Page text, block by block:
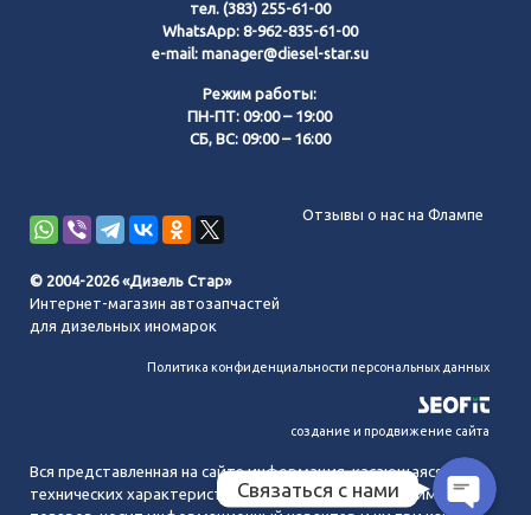
тел. (383) 255-61-00
WhatsApp: 8-962-835-61-00
e-mail: manager@diesel-star.su
Режим работы:
ПН-ПТ: 09:00 – 19:00
СБ, ВС: 09:00 – 16:00
Отзывы о нас на Флампе
© 2004-2026 «Дизель Стар»
Интернет-магазин автозапчастей
для дизельных иномарок
Политика конфиденциальности персональных данных
создание и продвижение сайта
Вся представленная на сайте информация, касающаяся
технических характеристик, наличия на складе, стоимости
Связаться с нами